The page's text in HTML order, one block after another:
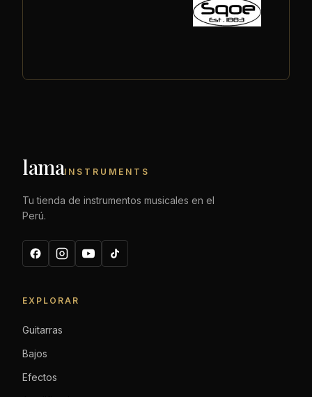
lamaINSTRUMENTS
Tu tienda de instrumentos musicales en el
Perú.
EXPLORAR
Guitarras
Bajos
Efectos